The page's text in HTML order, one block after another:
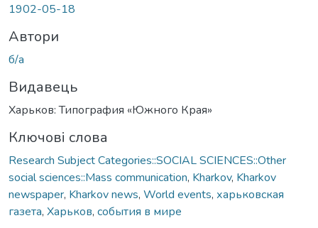
1902-05-18
Автори
б/а
Видавець
Харьков: Типография «Южного Края»
Ключові слова
Research Subject Categories::SOCIAL SCIENCES::Other
social sciences::Mass communication, Kharkov, Kharkov
newspaper, Kharkov news, World events, харьковская
газета, Харьков, события в мире